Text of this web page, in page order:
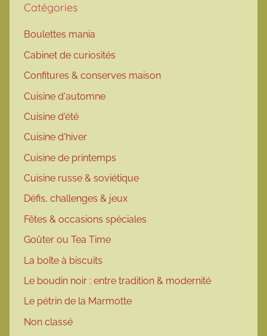
Catégories
Boulettes mania
Cabinet de curiosités
Confitures & conserves maison
Cuisine d'automne
Cuisine d'été
Cuisine d'hiver
Cuisine de printemps
Cuisine russe & soviétique
Défis, challenges & jeux
Fêtes & occasions spéciales
Goûter ou Tea Time
La boîte à biscuits
Le boudin noir : entre tradition & modernité
Le pétrin de la Marmotte
Non classé